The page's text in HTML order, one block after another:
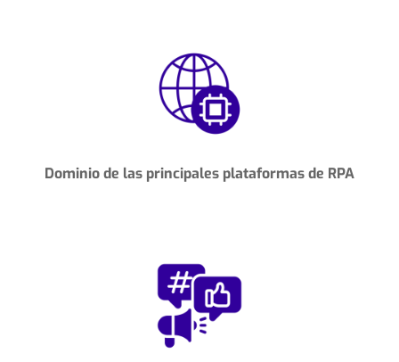
Dominio de las principales plataformas de RPA